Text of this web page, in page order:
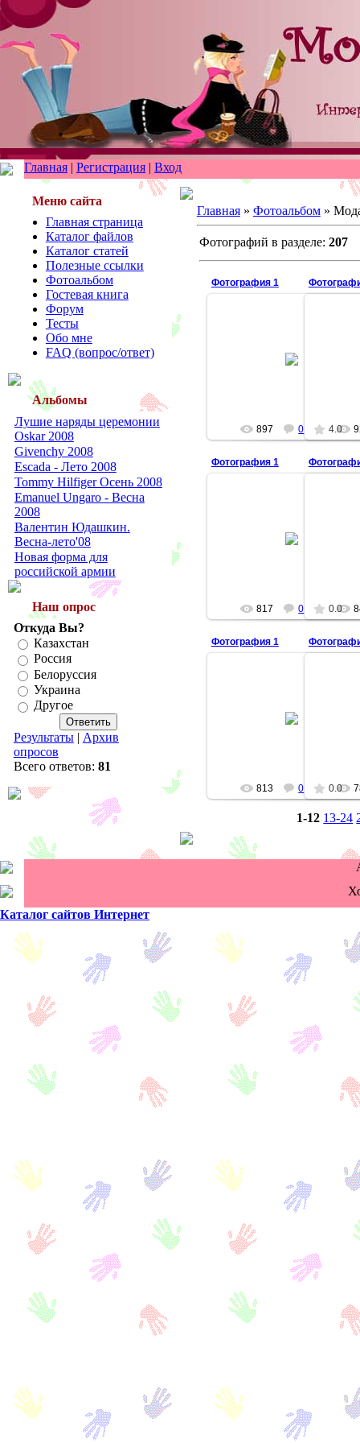
Главная | Регистрация | Вход
Меню сайта
Главная страница
Каталог файлов
Каталог статей
Полезные ссылки
Фотоальбом
Гостевая книга
Форум
Тесты
Обо мне
FAQ (вопрос/ответ)
Альбомы
Лушие наряды церемонии
Oskar 2008
Givenchy 2008
Escada - Лето 2008
Tommy Hilfiger Осень 2008
Emanuel Ungaro - Весна
2008
Валентин Юдашкин.
Весна-лето'08
Новая форма для
российской армии
Наш опрос
Откуда Вы?
Казахстан
Россия
Белоруссия
Украина
Другое
Результаты| Архив
опросов
Всего ответов: 81
Главная» Фотоальбом»
Фотографий в разделе: 207
Фотография 1
897 0 4.0
Фотография 1
817 0 0.0
Фотография 1
813 0 0.0
1-12 13-24
Каталог сайтов Интернет